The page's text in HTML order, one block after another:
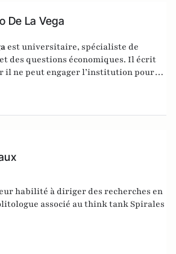
De La Vega
est universitaire, spécialiste de
des questions économiques. Il écrit
il ne peut engager l’institution pour
habilité à diriger des recherches en
associé au think tank Spirales